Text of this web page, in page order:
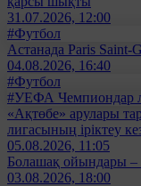
31.07.2026, 12:00
#Футбол
Астанада Paris
04.08.2026, 16:40
#Футбол
#УЕФА Чемпиондар
«Ақтөбе» арулары
лигасының іріктеу
05.08.2026, 11:05
Болашақ ойындары –
03.08.2026, 18:00